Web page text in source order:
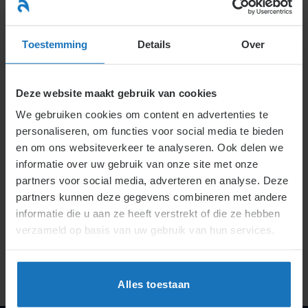
Toestemming Details Over
Deze website maakt gebruik van cookies
We gebruiken cookies om content en advertenties te
personaliseren, om functies voor social media te bieden
en om ons websiteverkeer te analyseren. Ook delen we
informatie over uw gebruik van onze site met onze
partners voor social media, adverteren en analyse. Deze
partners kunnen deze gegevens combineren met andere
informatie die u aan ze heeft verstrekt of die ze hebben
verzameld op basis van uw gebruik van hun services.
Alles toestaan
naar
inhoud
Deze inhoud is beschermd met een wachtwoord. Voer
hieronder je wachtwoord in om het te bekijken.
Wachtwoord: